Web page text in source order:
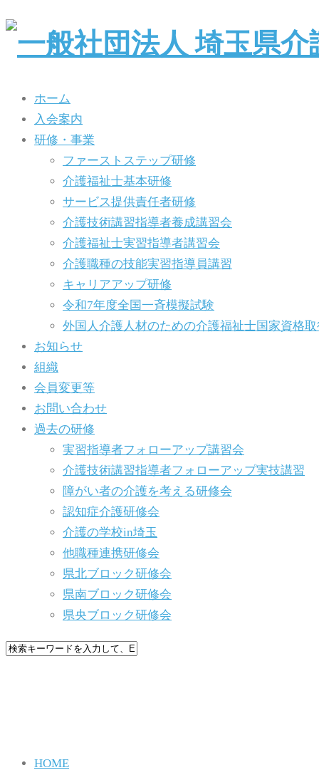
ホーム
入会案内
研修・事業
ファーストステップ研修
介護福祉士基本研修
サービス提供責任者研修
介護技術講習指導者養成講習会
介護福祉士実習指導者講習会
介護職種の技能実習指導員講習
キャリアアップ研修
令和7年度全国一斉模擬試験
外国人介護人材のための介護福祉士国家資格
お知らせ
組織
会員変更等
お問い合わせ
過去の研修
実習指導者フォローアップ講習会
介護技術講習指導者フォローアップ実技講習
障がい者の介護を考える研修会
認知症介護研修会
介護の学校in埼玉
他職種連携研修会
県北ブロック研修会
県南ブロック研修会
県央ブロック研修会
HOME